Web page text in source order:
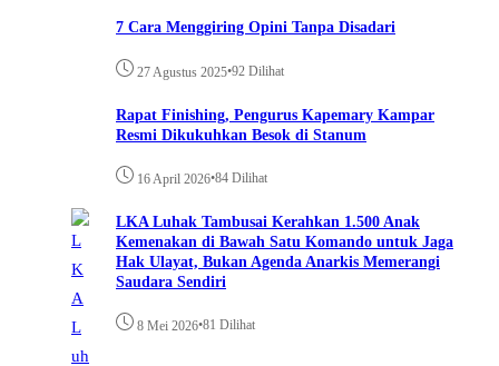
7 Cara Menggiring Opini Tanpa Disadari
27 Agustus 2025•92 Dilihat
Rapat Finishing, Pengurus Kapemary Kampar
Resmi Dikukuhkan Besok di Stanum
16 April 2026•84 Dilihat
LKA Luhak Tambusai Kerahkan 1.500 Anak
Kemenakan di Bawah Satu Komando untuk Jaga
Hak Ulayat, Bukan Agenda Anarkis Memerangi
Saudara Sendiri
8 Mei 2026•81 Dilihat